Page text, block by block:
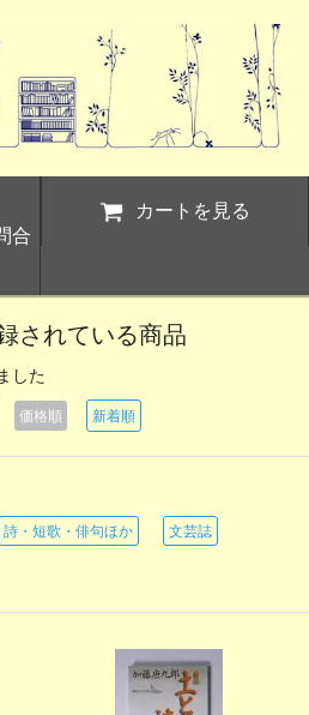
合
カートを見る
されている商品
した
価格順 新着順
詩・短歌・俳句ほか 文芸誌